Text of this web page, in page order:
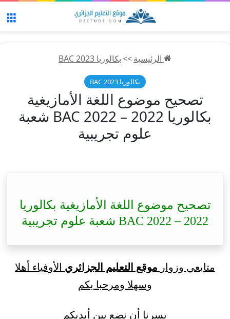
الرئيسية>>بكالوريا 2023 BAC
بكالوريا 2023 BAC
تصحيح موضوع اللغة الأمازيغية
بكالوريا 2022 – BAC 2022 شعبة
علوم تجريبية
تصحيح موضوع اللغة الأمازيغية بكالوريا
2022 – BAC 2022 شعبة علوم تجريبية
متابعي وزوار موقع التعليم الجزائري الأوفياء أهلا
وسهلا ومرحبا بكم
يسرنا أن نضع بين أيديكم